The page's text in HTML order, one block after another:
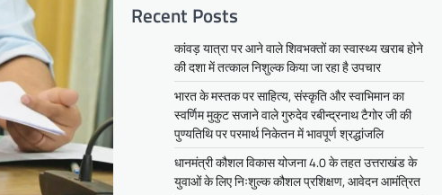
Recent Posts
कांवड़ यात्रा पर आने वाले शिवभक्तों का स्वास्थ्य खराब होने
की दशा में तत्काल निशुल्क किया जा रहा है उपचार
भारत के मस्तक पर साहित्य, संस्कृति और स्वाभिमान का
स्वर्णिम मुकुट सजाने वाले गुरुदेव रबीन्द्रनाथ टैगोर जी की
पुण्यतिथि पर परमार्थ निकेतन में भावपूर्ण श्रद्धांजलि
धानमंत्री कौशल विकास योजना 4.0 के तहत उत्तराखंड के
युवाओं के लिए निःशुल्क कौशल प्रशिक्षण, आवेदन आमंत्रित